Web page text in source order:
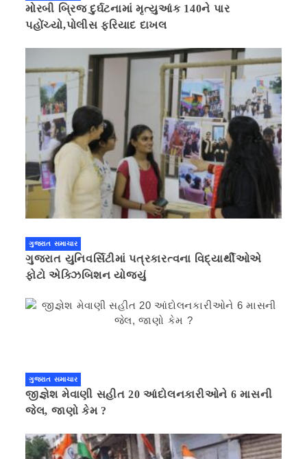
મોરબી બ્રિજ દુર્ઘટનામાં મૃત્યુઆંક 140ને પાર
પહોંચ્યો,પોલીસ ફરિયાદ દાખલ
ગુજરાત સમાચાર
ગુજરાત યુનિવર્સિટીમાં પત્રકારત્વના વિદ્યાર્થીઓએ
ફોટો એક્ઝિબિશન યોજ્યું
ગુજરાત સમાચાર
જીજ્ઞેશ મેવાણી સહીત 20 આંદોલનકારીઓને 6 માસની
જેલ, જાણો કેમ ?